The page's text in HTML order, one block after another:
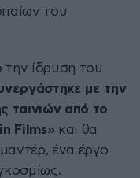
του
ίδρυση του
με την
ταινιών από το
Films» και θα
ένα έργο